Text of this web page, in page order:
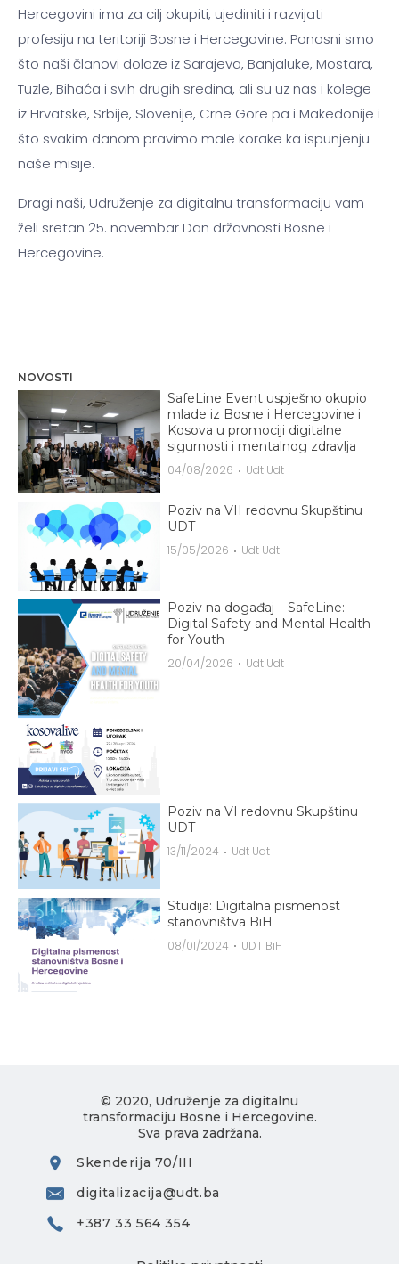
Hercegovini ima za cilj okupiti, ujediniti i razvijati
profesiju na teritoriji Bosne i Hercegovine. Ponosni smo
što naši članovi dolaze iz Sarajeva, Banjaluke, Mostara,
Tuzle, Bihaća i svih drugih sredina, ali su uz nas i kolege
iz Hrvatske, Srbije, Slovenije, Crne Gore pa i Makedonije i
što svakim danom pravimo male korake ka ispunjenju
naše misije.
Dragi naši, Udruženje za digitalnu transformaciju vam
želi sretan 25. novembar Dan državnosti Bosne i
Hercegovine.
NOVOSTI
SafeLine Event uspješno okupio
mlade iz Bosne i Hercegovine i
Kosova u promociji digitalne
sigurnosti i mentalnog zdravlja
04/08/2026 Udt Udt
Poziv na VII redovnu Skupštinu
UDT
15/05/2026 Udt Udt
Poziv na događaj – SafeLine:
Digital Safety and Mental Health
for Youth
20/04/2026 Udt Udt
Poziv na VI redovnu Skupštinu
UDT
13/11/2024 Udt Udt
Studija: Digitalna pismenost
stanovništva BiH
08/01/2024 UDT BiH
© 2020, Udruženje za digitalnu
transformaciju Bosne i Hercegovine.
Sva prava zadržana.
Skenderija 70/III
digitalizacija@udt.ba
+387 33 564 354